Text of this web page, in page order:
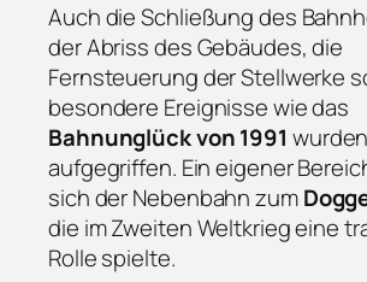
Auch die Schließung des
der Abriss des Gebäudes, die
Fernsteuerung der Stellwerke
besondere Ereignisse wie das
Bahnunglück von 1991 wurden
aufgegriffen. Ein eigener
sich der Nebenbahn zum
die im Zweiten Weltkrieg eine
Rolle spielte.